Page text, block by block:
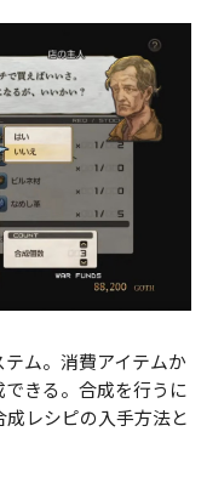
ム。消費アイテムか
きる。合成を行うに
レシピの入手方法と